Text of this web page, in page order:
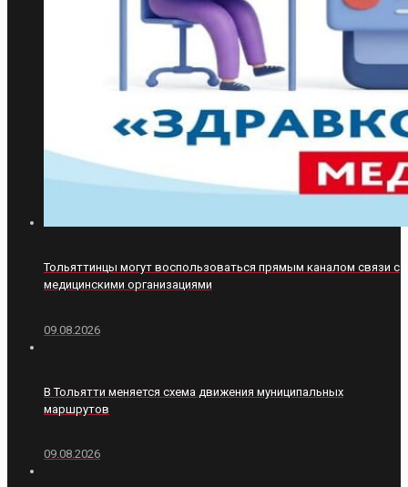
Тольяттинцы могут воспользоваться прямым каналом связи с
медицинскими организациями
09.08.2026
В Тольятти меняется схема движения муниципальных
маршрутов
09.08.2026